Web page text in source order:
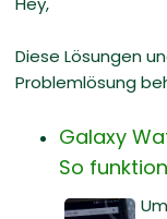
Diese Lösungen
Problemlösung
Galaxy
So